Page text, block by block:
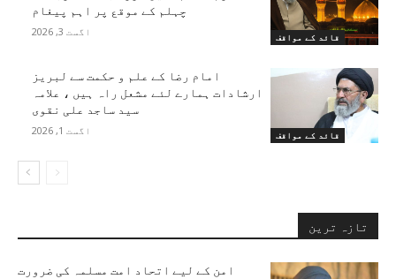
قائد کے مواقف
چہلم کے موقع پر اہم پیغام
اگست 3, 2026
قائد کے مواقف
امام رضا کے علم و حکمت سے لبریز
ارشادات ہمارے لئے مشعل راہ ہیں ، علامہ
سید ساجد علی نقوی
اگست 1, 2026
تازہ ترین
امن کے لیے اتحاد امت مسلمہ کی ضرورت